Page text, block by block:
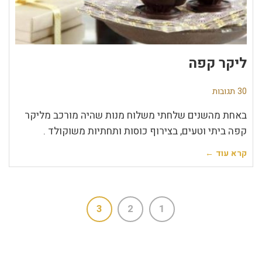
ליקר קפה
30 תגובות
באחת מהשנים שלחתי משלוח מנות שהיה מורכב מליקר
קפה ביתי וטעים, בצירוף כוסות ותחתיות משוקולד .
קרא עוד ←
1
2
3